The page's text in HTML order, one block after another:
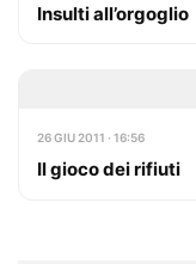
Insulti all’orgoglio
26 GIU 2011 · 16:56
Il gioco dei rifiuti